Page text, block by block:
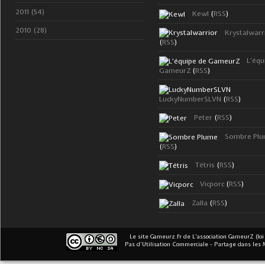
2011 (54)
2010 (28)
Kewl (RSS)
(RSS)
GameurZ (RSS)
LuckyNumberSLVN (RSS)
Peter (RSS)
Sombre
(RSS)
Tétris (RSS)
Vicporc (RSS)
Zalla (RSS)
Le site Gameurz.fr de L'association GameurZ (loi
Pas d’Utilisation Commerciale - Partage dans